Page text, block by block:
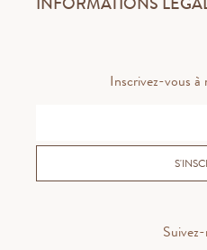
Inscrivez-vous à